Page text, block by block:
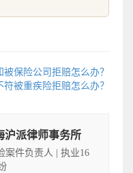
被保险公司拒赔怎么办？
符被重疾险拒赔怎么办？
沪派律师事务所
案件负责人 | 执业16